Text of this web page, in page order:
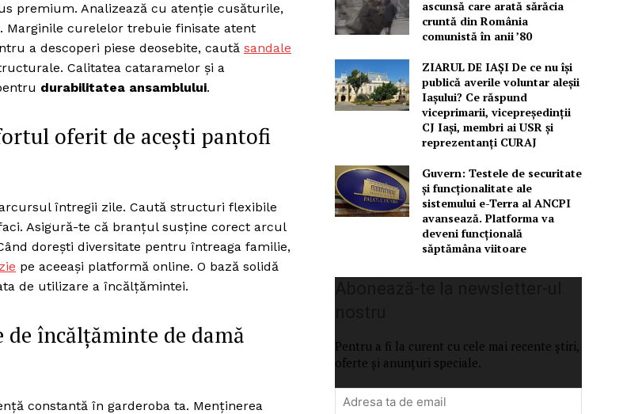
Proiecte editoriale
Rețea
Contact
premium. Analizează cu atenție cusăturile,
Marginile curelelor trebuie finisate atent
a descoperi piese deosebite, caută sandale
Calitatea cataramelor și a
durabilitatea ansamblului.
oferit de acești pantofi
întregii zile. Caută structuri flexibile
Asigură-te că branțul susține corect arcul
dorești diversitate pentru întreaga familie,
pe aceeași platformă online. O bază solidă
de utilizare a încălțămintei.
încălțăminte de damă
constantă în garderoba ta. Menținerea
ascunsă care arată sărăcia
cruntă din România
comunistă în anii ’80
ZIARUL DE IAȘI De ce nu își
publică averile voluntar aleșii
Iașului? Ce răspund
viceprimarii, vicepreședinții
CJ Iași, membri ai USR și
reprezentanți CURAJ
Guvern: Testele de securitate
și funcționalitate ale
sistemului e-Terra al ANCPI
avansează. Platforma va
deveni funcțională
săptămâna viitoare
Pentru a fi la curent cu cele mai recente știri,
oferte și anunțuri speciale.